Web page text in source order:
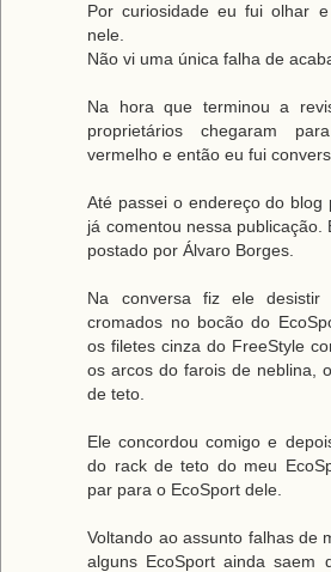
Por curiosidade eu fui olhar
nele.
Não vi uma única falha de
Na hora que terminou a
proprietários chegaram
vermelho e então eu fui
Até passei o endereço do blog
já comentou nessa publicação.
postado por Álvaro Borges.
Na conversa fiz ele
cromados no bocão do
os filetes cinza do FreeStyle
os arcos do farois de neblina,
de teto.
Ele concordou comigo e
do rack de teto do meu
par para o EcoSport dele.
Voltando ao assunto falhas de
alguns EcoSport ainda saem